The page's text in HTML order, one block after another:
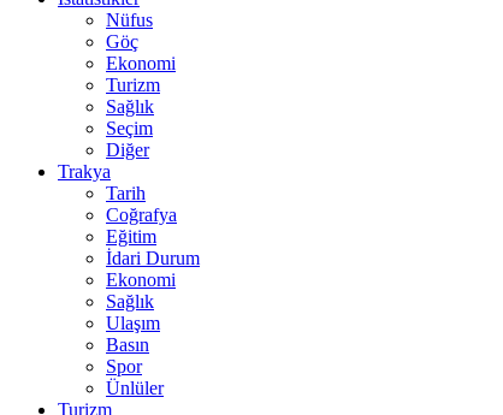
Nüfus
Göç
Ekonomi
Turizm
Sağlık
Seçim
Diğer
Trakya
Tarih
Coğrafya
Eğitim
İdari Durum
Ekonomi
Sağlık
Ulaşım
Basın
Spor
Ünlüler
Turizm